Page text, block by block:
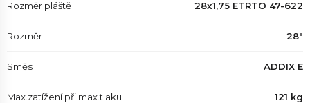
Rozměr pláště 28x1,75 ETRTO 47-622
Rozměr 28"
Směs ADDIX E
Max.zatížení při max.tlaku 121 kg